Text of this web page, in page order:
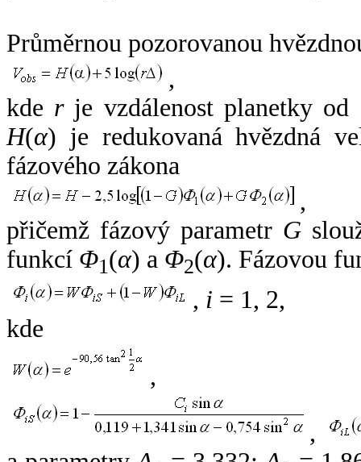
Průměrnou pozorovanou
,
kde rje vzdálenost planetky od
H(α) je redukovaná hvězdná
fázového zákona
,
přičemž fázový parametr G
funkcí Φ1(α) a Φ2(α). Fázovou
, i = 1, 2,
kde
,
,